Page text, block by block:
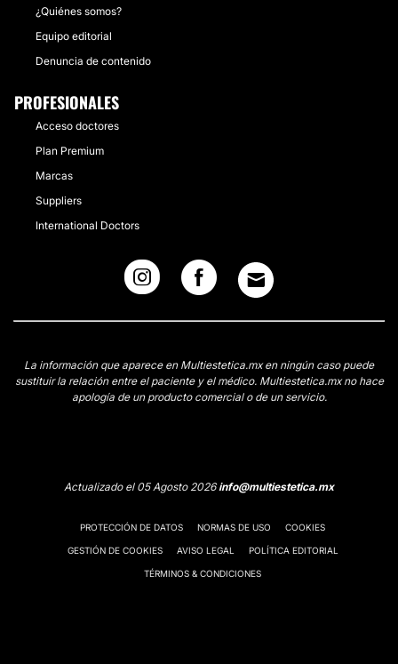
¿Quiénes somos?
Equipo editorial
Denuncia de contenido
PROFESIONALES
Acceso doctores
Plan Premium
Marcas
Suppliers
International Doctors
La información que aparece en Multiestetica.mx en ningún caso puede
sustituir la relación entre el paciente y el médico. Multiestetica.mx no hace
apología de un producto comercial o de un servicio.
Actualizado el 05 Agosto 2026info@multiestetica.mx
PROTECCIÓN DE DATOS NORMAS DE USO COOKIES
GESTIÓN DE COOKIES AVISO LEGAL POLÍTICA EDITORIAL
TÉRMINOS & CONDICIONES